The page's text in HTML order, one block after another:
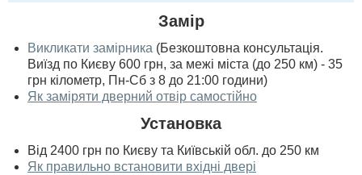
Замір
Викликати замірника (Безкоштовна консультація.
Виїзд по Києву 600 грн, за межі міста (до 250 км) - 35
грн кілометр, Пн-Сб з 8 до 21:00 години)
Як заміряти дверний отвір самостійно
Установка
Від 2400 грн по Києву та Київській обл. до 250 км
Як правильно встановити вхідні двері